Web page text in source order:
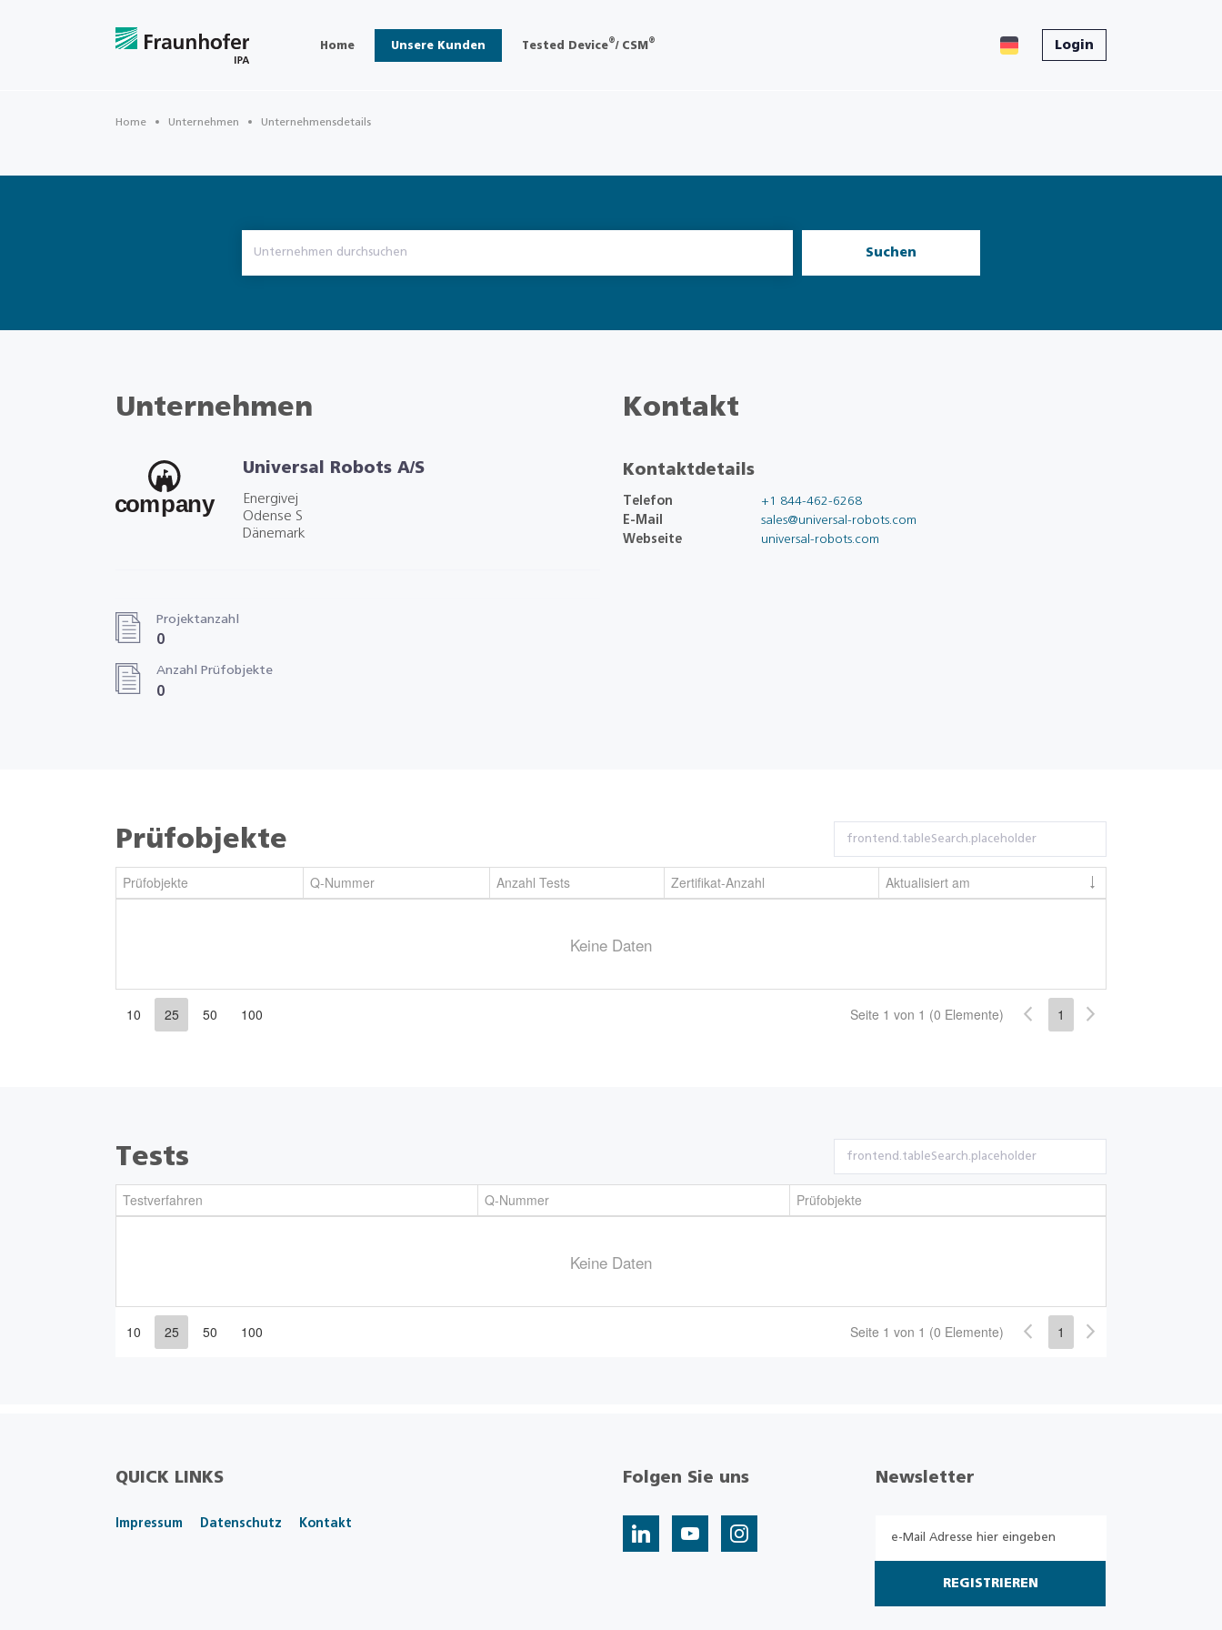
Home Unsere Kunden Tested Device®/ CSM ® Login
Home Unternehmen Unternehmensdetails
Suchen
Unternehmen
Universal Robots A/S
Energivej
Odense S
Dänemark
Projektanzahl
0
Anzahl Prüfobjekte
0
Kontakt
Kontaktdetails
Telefon
+1 844-462-6268
E-Mail
sales@universal-robots.com
Webseite
universal-robots.com
Prüfobjekte
Prüfobjekte Q-Nummer Anzahl Tests Zertifikat-Anzahl Aktualisiert am
Keine Daten
10 25 50 100 Seite 1 von 1 (0 Elemente) 1
Tests
Testverfahren Q-Nummer Prüfobjekte
Keine Daten
10 25 50 100 Seite 1 von 1 (0 Elemente) 1
QUICK LINKS
Impressum Datenschutz Kontakt
Folgen Sie uns Newsletter
REGISTRIEREN